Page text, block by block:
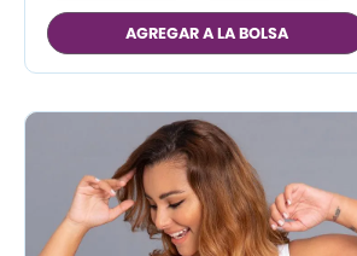
36
38
AGREGAR A LA BOLSA